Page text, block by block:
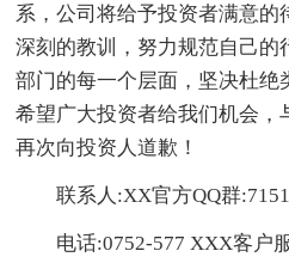
系，公司将给予投资者满意的
深刻的教训，努力规范自己的
部门的每一个层面，坚决杜绝
希望广大投资者给我们机会，
再次向投资人道歉！
联系人:XX官方QQ群
电话:0752-577 XXX客户